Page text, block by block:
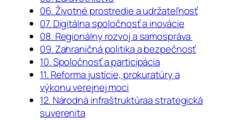
06. Životné prostredie a udržateľnosť
07. Digitálna spoločnosť a inovácie
08. Regionálny rozvoj a samospráva
09. Zahraničná politika a bezpečnosť
10. Spoločnosť a participácia
11. Reforma justície, prokuratúry a
výkonu verejnej moci
12. Národná infraštruktúraa strategická
suverenita